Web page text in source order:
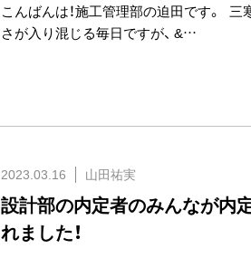
こんばんは！施工管理部の迫田です。
さが入り混じる毎日ですが、 &…
2023.03.16 山田祐実
設計部の内定者のみんなが内
れました！